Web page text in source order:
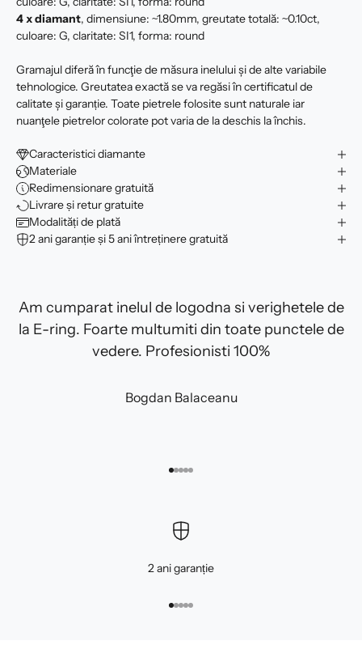
4 xdiamant, dimensiune: ~1.80mm, greutate totală: ~0.10ct,
culoare: G, claritate: SI1, forma: round
Gramajul diferă în funcţie de măsura inelului şi de alte variabile
tehnologice. Greutatea exactă se va regăsi în certificatul de
calitate şi garanție. Toate pietrele folosite sunt naturale iar
nuanţele pietrelor colorate pot varia de la deschis la închis.
Caracteristici diamante
Materiale
Redimensionare gratuită
Livrare și retur gratuite
Modalități de plată
2 ani garanție și 5 ani întreținere gratuită
Am cumparat inelul de logodna si verighetele de
la E-ring. Foarte multumiti din toate punctele de
vedere. Profesionisti 100%
Bogdan Balaceanu
Mergi la articolul 1
Mergi la articolul 2
Mergi la articolul 3
Mergi la articolul 4
Mergi la articolul 5
2 ani garanție
Mergi la articolul 1
Mergi la articolul 2
Mergi la articolul 3
Mergi la articolul 4
Mergi la articolul 5